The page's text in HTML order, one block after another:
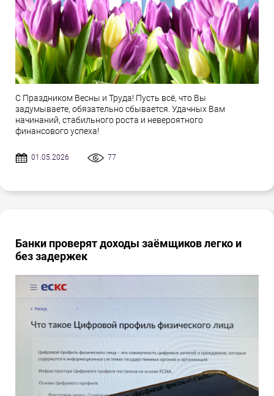
С Праздником Весны и Труда! Пусть всё, что Вы
задумываете, обязательно сбывается. Удачных Вам
начинаний, стабильного роста и невероятного
финансового успеха!
01.05.2026 77
Банки проверят доходы заёмщиков легко и
без задержек